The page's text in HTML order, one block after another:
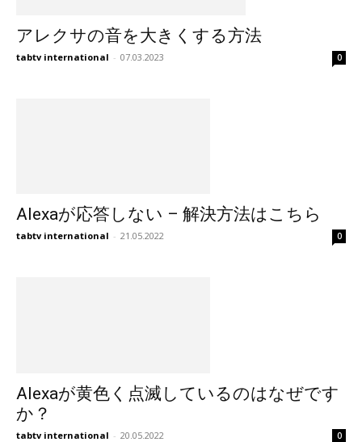
アレクサの音を大きくする方法
tabtv international - 07.03.2023 0
Alexaが応答しない – 解決方法はこちら
tabtv international - 21.05.2022 0
Alexaが黄色く点滅しているのはなぜです
か？
tabtv international - 20.05.2022 0